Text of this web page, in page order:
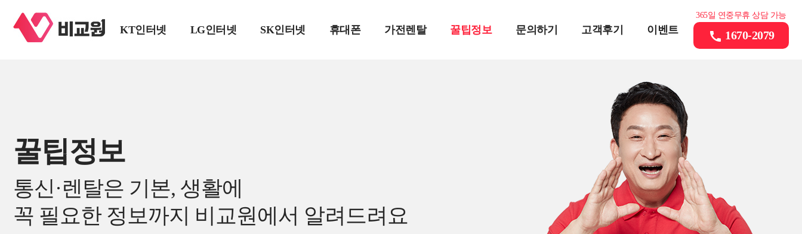
KT인터넷 LG인터넷 SK인터넷 휴대폰 가전렌탈 꿀팁정보 문의하기 고객후기 이벤트
365일 연중무휴 상담 가능
call 1670-2079
꿀팁정보
통신·렌탈은 기본, 생활에
꼭 필요한 정보까지 비교원에서 알려드려요